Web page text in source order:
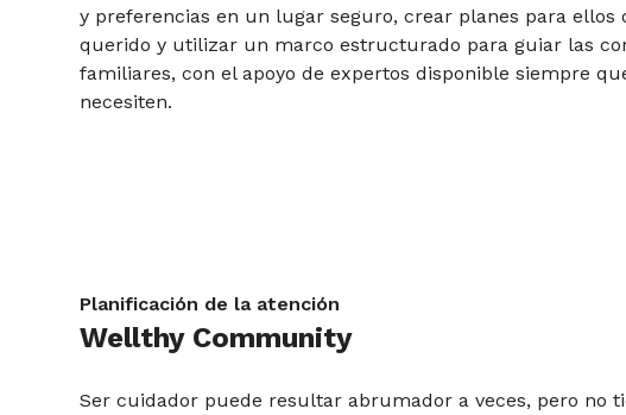
y preferencias en un lugar seguro, crear planes para ellos
querido y utilizar un marco estructurado para guiar las
familiares, con el apoyo de expertos disponible siempre
necesiten.
Planificación de la atención
Wellthy Community
Ser cuidador puede resultar abrumador a veces, pero no